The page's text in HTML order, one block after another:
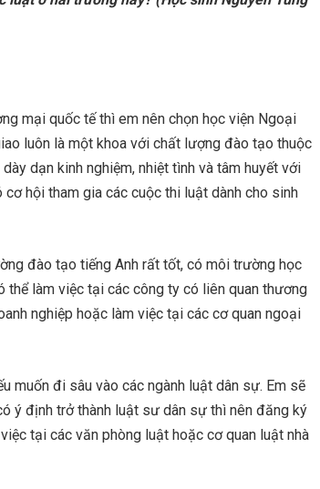
mại quốc tế thì em nên chọn học viện Ngoại
luôn là một khoa với chất lượng đào tạo thuộc
dạn kinh nghiệm, nhiệt tình và tâm huyết với
hội tham gia các cuộc thi luật dành cho sinh
đào tạo tiếng Anh rất tốt, có môi trường học
làm việc tại các công ty có liên quan thương
nghiệp hoặc làm việc tại các cơ quan ngoại
muốn đi sâu vào các ngành luật dân sự. Em sẽ
ý định trở thành luật sư dân sự thì nên đăng ký
tại các văn phòng luật hoặc cơ quan luật nhà